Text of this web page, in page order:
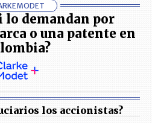
lo demandan por
o una patente en
los accionistas?